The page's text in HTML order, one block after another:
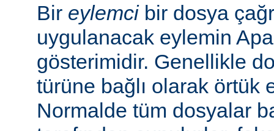
Bir eylemcibir dosya
uygulanacak eylemin
gösterimidir. Genellikle
türüne bağlı olarak örtük
Normalde tüm dosyalar